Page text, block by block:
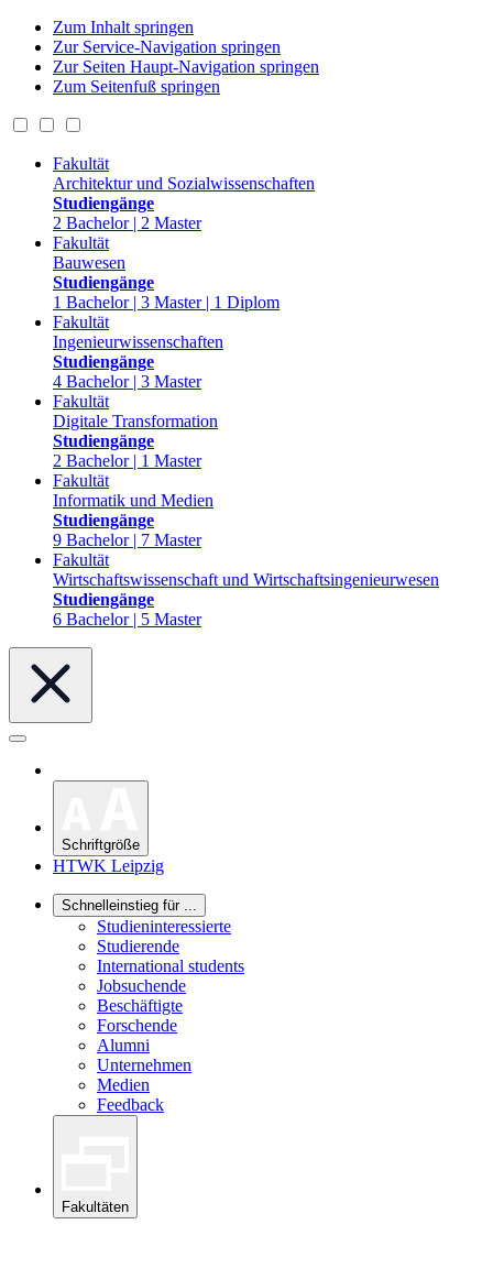
Zum Inhalt springen
Zur Service-Navigation springen
Zur Seiten Haupt-Navigation springen
Zum Seitenfuß springen
Fakultät
Architektur und Sozialwissenschaften
Studiengänge
2 Bachelor | 2 Master
Fakultät
Bauwesen
Studiengänge
1 Bachelor | 3 Master | 1 Diplom
Fakultät
Ingenieurwissenschaften
Studiengänge
4 Bachelor | 3 Master
Fakultät
Digitale Transformation
Studiengänge
2 Bachelor | 1 Master
Fakultät
Informatik und Medien
Studiengänge
9 Bachelor | 7 Master
Fakultät
Wirtschaftswissenschaft und Wirtschaftsingenieurwesen
Studiengänge
6 Bachelor | 5 Master
Schriftgröße
HTWK Leipzig
Schnelleinstieg für ...
Studieninteressierte
Studierende
International students
Jobsuchende
Beschäftigte
Forschende
Alumni
Unternehmen
Medien
Feedback
Fakultäten